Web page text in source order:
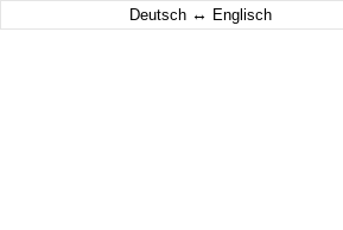
Deutsch ↔ Englisch